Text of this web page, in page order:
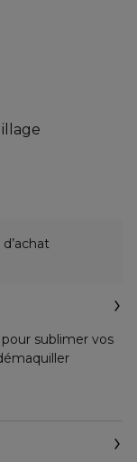
sublimer vos
Black - 7ml
Ce mascara